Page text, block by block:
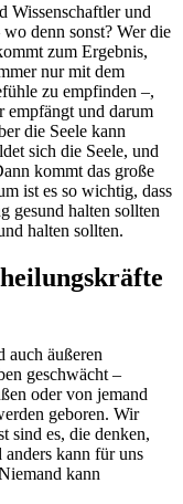
Wissenschaftler und
denn sonst? Wer die
zum Ergebnis,
nur mit dem
zu empfinden –,
empfängt und darum
die Seele kann
sich die Seele, und
kommt das große
ist es so wichtig, dass
gesund halten sollten
halten sollten.
auch äußeren
geschwächt –
oder von jemand
geboren. Wir
sind es, die denken,
anders kann für uns
kann